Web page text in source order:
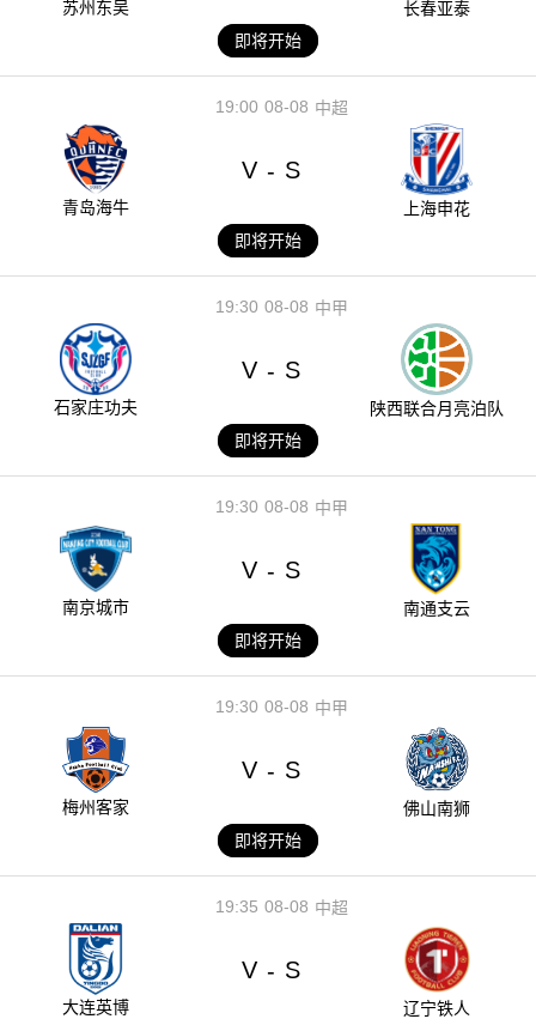
苏州东吴
长春亚泰
即将开始
08-08
19:00 中超
青岛海牛
V - S
上海申花
即将开始
08-08
19:30 中甲
石家庄功夫
V - S
陕西联合月亮泊队
即将开始
08-08
19:30 中甲
南京城市
V - S
南通支云
即将开始
08-08
19:30 中甲
梅州客家
V - S
佛山南狮
即将开始
08-08
19:35 中超
大连英博
V - S
辽宁铁人